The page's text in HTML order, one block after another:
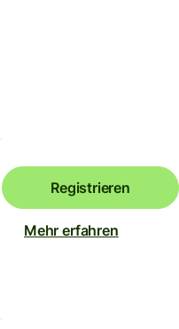
Registrieren
Mehr erfahren